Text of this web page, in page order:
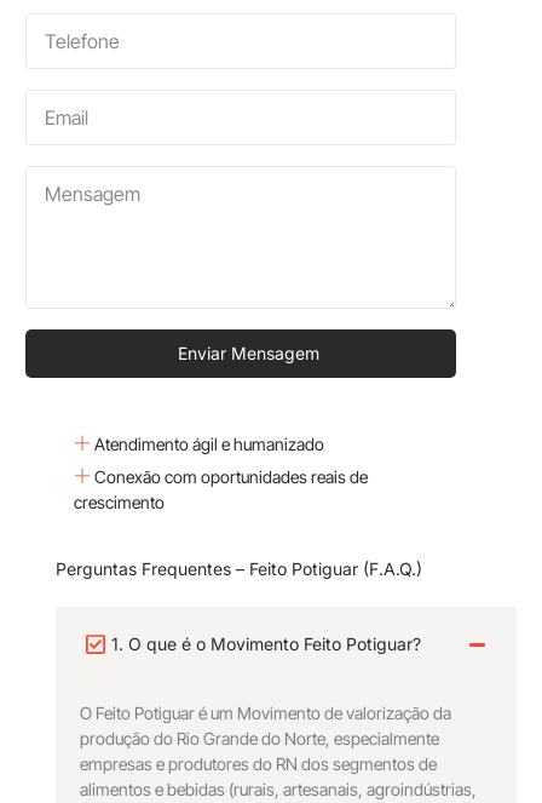
Enviar Mensagem
Atendimento ágil e humanizado
Conexão com oportunidades reais de
crescimento
Perguntas Frequentes – Feito Potiguar (F.A.Q.)
1. O que é o Movimento Feito Potiguar?
O Feito Potiguar é um Movimento de valorização da
produção do Rio Grande do Norte, especialmente
empresas e produtores do RN dos segmentos de
alimentos e bebidas (rurais, artesanais, agroindústrias,